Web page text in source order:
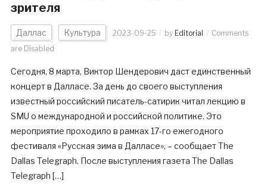
зрителя
Даллас Культура 2023-09-25 by Editorial
Comments
are Disabled
Сегодня, 8 марта, Виктор Шендерович даст единственный
концерт в Далласе. За день до своего выступления
известный российский писатель-сатирик читал лекцию в
SMU о международной и российской политике. Это
мероприятие проходило в рамках 17-го ежегодного
фестиваля «Русская зима в Далласе», – сообщает The
Dallas Telegraph. После выступления газета The Dallas
Telegraph […]